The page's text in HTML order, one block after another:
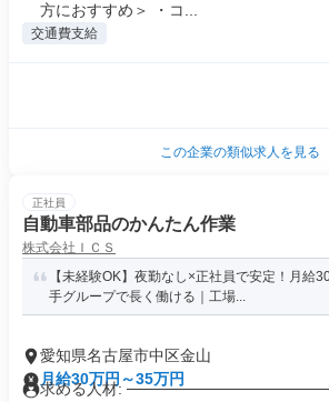
方におすすめ＞ ・コ...
交通費支給
この企業の類似求人を見る
正社員
自動車部品のかんたん作業
株式会社ＩＣＳ
【未経験OK】夜勤なし×正社員で安定！月給
手グループで長く働ける｜工場...
愛知県名古屋市中区金山
月給30万円～35万円
求める人材: